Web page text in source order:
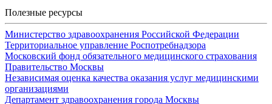
Полезные ресурсы
Министерство здравоохранения Российской Федерации
Территориальное управление Роспотребнадзора
Московский фонд обязательного медицинского страхования
Правительство Москвы
Независимая оценка качества оказания услуг медицинскими
организациями
Департамент здравоохранения города Москвы